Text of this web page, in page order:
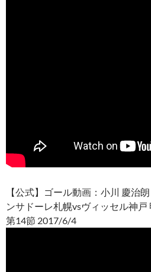
【公式】ゴール動画：小川 慶治
ンサドーレ札幌vsヴィッセル神
第14節 2017/6/4